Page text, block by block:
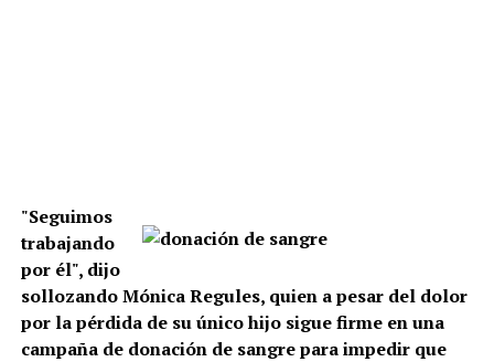
"Seguimos
trabajando
por él", dijo
sollozando Mónica Regules, quien a pesar del dolor
por la pérdida de su único hijo sigue firme en una
campaña de donación de sangre para impedir que